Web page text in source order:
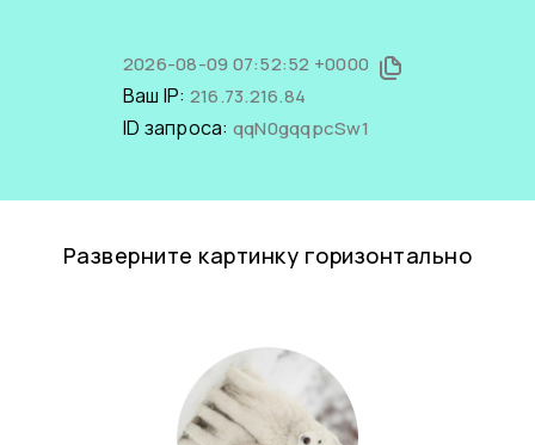
2026-08-09 07:52:52 +0000
Ваш IP: 216.73.216.84
ID запроса: qqN0gqqpcSw1
Разверните картинку горизонтально